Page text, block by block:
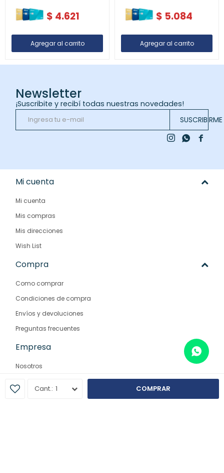
1 COMPRAR
$ 4.621
$ 5.084
Newsletter
¡Suscribite y recibí todas nuestras novedades!
SUSCRIBIRME

 
Mi cuenta
Mi cuenta
Mis compras
Mis direcciones
Wish List
Compra
Como comprar
Condiciones de compra
Envíos y devoluciones
Preguntas frecuentes
Empresa
Nosotros